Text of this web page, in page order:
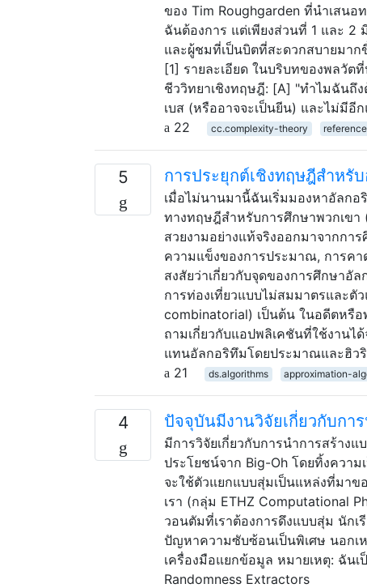
ของ Tim Roughgarden ที่นำเสน
ฉันต้องการ แต่เพียงส่วนที่ 1 และ 2
และผู้ชมที่เป็นบิตที่สะดวกสบายมา
[1] รายละเอียด ในบริบทของพลวัต
ชีววิทยาเชิงทฤษฎี: [A] "ทำไมฉันถึ
เบส (หรืออาจจะเป็นยีน) และไม่มีอี
22
cc.complexity-theory
5 การประยุกต์เชิงทฤษฎีสำหรั
เมื่อไม่นานมานี้ฉันเริ่มมองหาอัลก
ทางทฤษฎีสำหรับการศึกษาพวกเข
สวยงามอย่างแท้จริงออกมาจากกา
ความแข็งของการประมาณ, การค
สงสัยว่าเกี่ยวกับจุดของการศึกษา
การท่องเที่ยวแบบไม่สมมาตรและตั
combinatorial) เป็นต้น ในอดีตหรือ
ถามเกี่ยวกับแอปพลิเคชันที่ใช้งานไ
แทนอัลกอริทึมโดยประมาณและฮิว
21
ds.algorithms approximation-
4 ปัจจุบันมีงานวิจัยเกี่ยวกับกา
มีการวิจัยเกี่ยวกับการนำการสร้าง
ประโยชน์จาก Big-Oh โดยทิ้งควา
จะใช้ตัวแยกแบบสุ่มเป็นแหล่งที่มาข
เรา (กลุ่ม ETHZ Computational
วอนตัมที่เราต้องการดึงแบบสุ่ม นัก
ปัญหาความซับซ้อนเป็นพิเศษ นอกเ
เครื่องมือแยกข้อมูล หมายเหตุ: ฉัน
Randomness Extractors